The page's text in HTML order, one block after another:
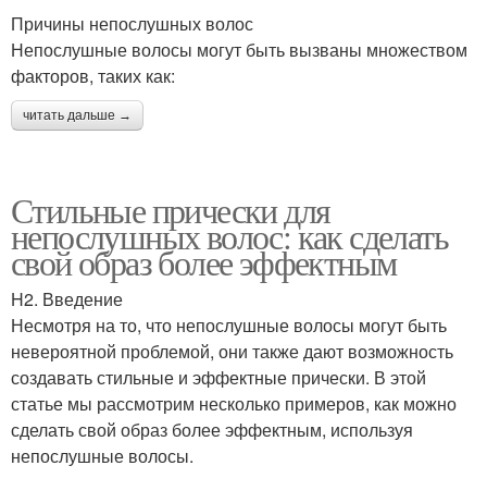
Причины непослушных волос
Непослушные волосы могут быть вызваны множеством
факторов, таких как:
читать дальше →
Стильные прически для
непослушных волос: как сделать
свой образ более эффектным
H2. Введение
Несмотря на то, что непослушные волосы могут быть
невероятной проблемой, они также дают возможность
создавать стильные и эффектные прически. В этой
статье мы рассмотрим несколько примеров, как можно
сделать свой образ более эффектным, используя
непослушные волосы.